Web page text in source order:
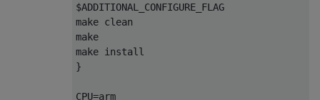
$ADDITIONAL_CONFIGURE_FLAG
make clean
make
make install
}
CPU=arm